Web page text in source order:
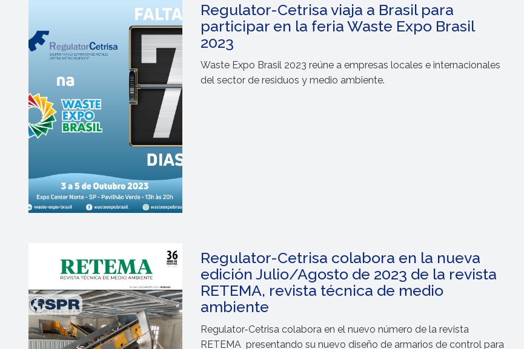
+34 933 705 800
regulator@regulator-cetrisa.com
Regulator-Cetrisa viaja a Brasil para
participar en la feria Waste Expo Brasil
2023
Waste Expo Brasil 2023 reúne a empresas locales e internacionales
del sector de residuos y medio ambiente.
Regulator-Cetrisa colabora en la nueva
edición Julio/Agosto de 2023 de la revista
RETEMA, revista técnica de medio
ambiente
Regulator-Cetrisa colabora en el nuevo número de la revista
RETEMA presentando su nuevo diseño de armarios de control para